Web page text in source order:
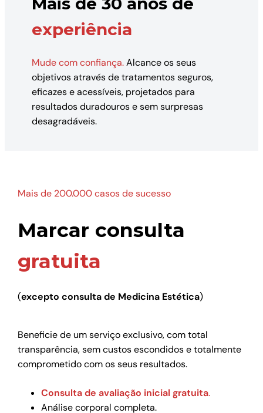
experiência
Mude com confiança.Alcance os seus
objetivos através de tratamentos seguros,
eficazes e acessíveis, projetados para
resultados duradouros e sem surpresas
desagradáveis.
Mais de 200.000 casos de sucesso
Marcar consulta
gratuita
(excepto consulta de Medicina Estética)
Beneficie de um serviço exclusivo, com total
transparência, sem custos escondidos e totalmente
comprometido com os seus resultados.
Consulta de avaliação inicial gratuita.
Análise corporal completa.